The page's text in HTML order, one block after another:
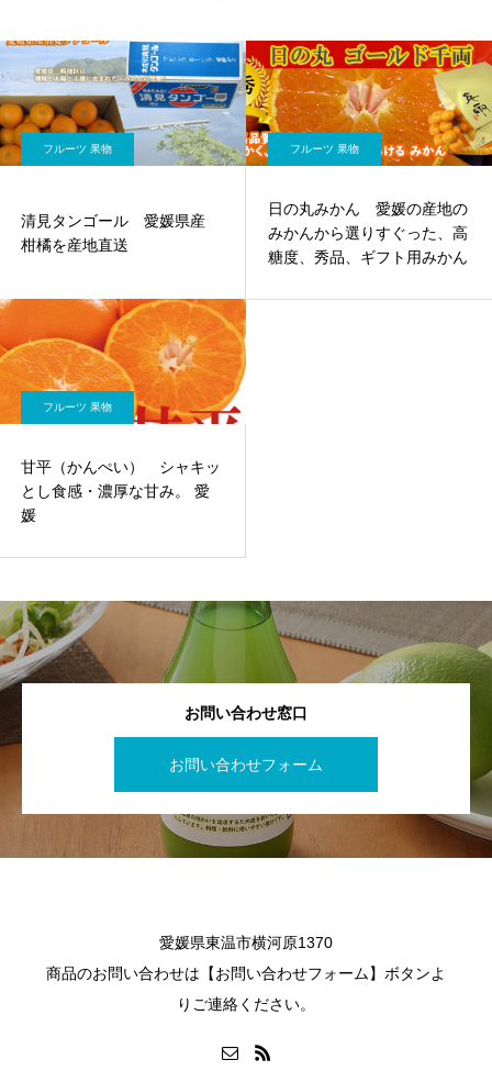
フルーツ 果物
清見タンゴール 愛媛県産
柑橘を産地直送
フルーツ 果物
日の丸みかん 愛媛の産地の
みかんから選りすぐった、高
糖度、秀品、ギフト用みかん
フルーツ 果物
甘平（かんぺい） シャキッ
とし食感・濃厚な甘み。 愛
媛
お問い合わせ窓口
お問い合わせフォーム
愛媛県東温市横河原1370
商品のお問い合わせは【お問い合わせフォーム】ボタンよ
りご連絡ください。